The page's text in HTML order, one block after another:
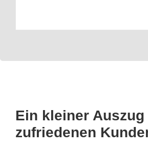
Ein kleiner
zufriedenen